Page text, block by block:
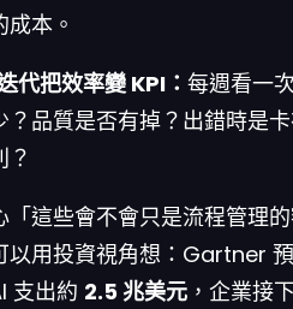
本。
把效率變 KPI： 每週看一
？品質是否有掉？出錯時是
？
「這些會不會只是流程管理
以用投資視角想：Gartner
支出約 2.5 兆美元 ，企業接